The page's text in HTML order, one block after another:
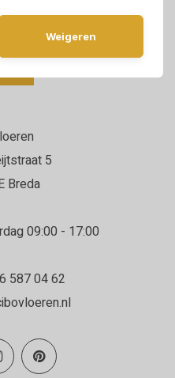
Weigeren
5
Breda
09:00 - 17:00
587 04 62